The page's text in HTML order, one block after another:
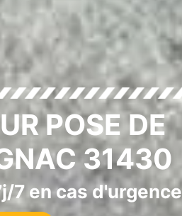
POSE DE
31430
7 en cas d'urgence